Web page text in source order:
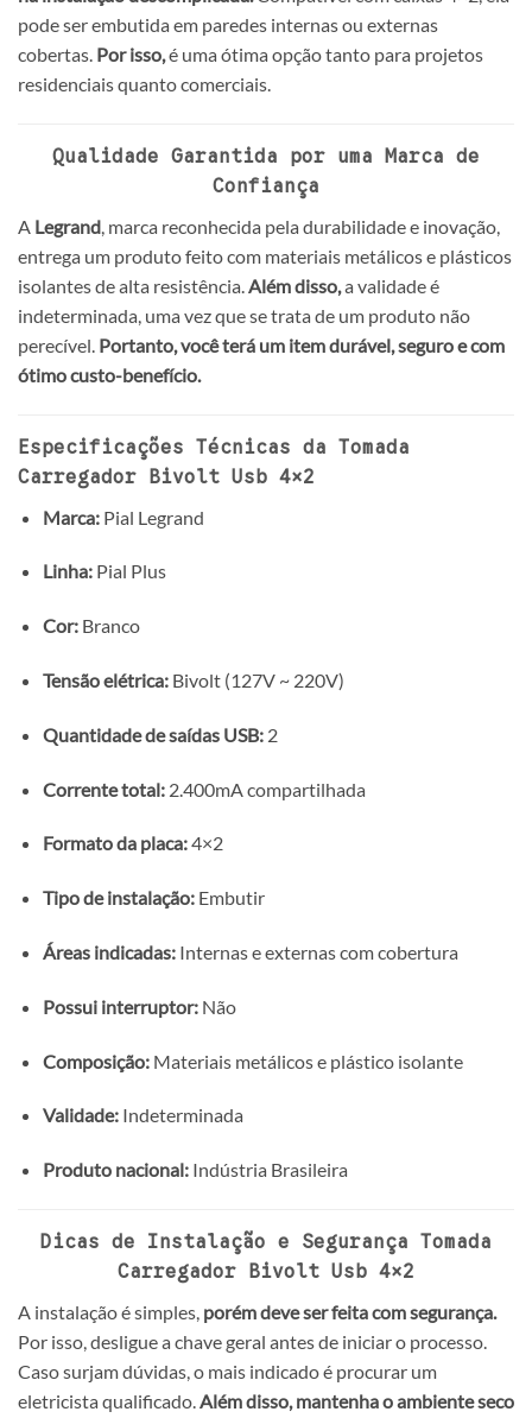
pode ser embutida em paredes internas ou externas
cobertas. Por isso,é uma ótima opção tanto para projetos
residenciais quanto comerciais.
Qualidade Garantida por uma Marca de
Confiança
A Legrand, marca reconhecida pela durabilidade e inovação,
entrega um produto feito com materiais metálicos e plásticos
isolantes de alta resistência.Além disso,a validade é
indeterminada, uma vez que se trata de um produto não
perecível. Portanto, você terá um item durável, seguro e com
ótimo custo-benefício.
Especificações Técnicas da Tomada
Carregador Bivolt Usb 4×2
Marca:Pial Legrand
Linha:Pial Plus
Cor:Branco
Tensão elétrica:Bivolt (127V ~ 220V)
Quantidade de saídas USB:2
Corrente total:2.400mA compartilhada
Formato da placa:4×2
Tipo de instalação:Embutir
Áreas indicadas:Internas e externas com cobertura
Possui interruptor:Não
Composição:Materiais metálicos e plástico isolante
Validade:Indeterminada
Produto nacional:Indústria Brasileira
Dicas de Instalação e Segurança Tomada
Carregador Bivolt Usb 4×2
A instalação é simples, porém deve ser feita com segurança.
Por isso, desligue a chave geral antes de iniciar o processo.
Caso surjam dúvidas, o mais indicado é procurar um
eletricista qualificado.Além disso, mantenha o ambiente seco